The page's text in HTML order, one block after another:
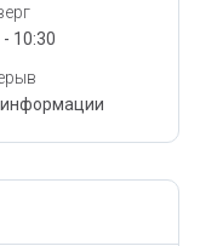
- 10:30